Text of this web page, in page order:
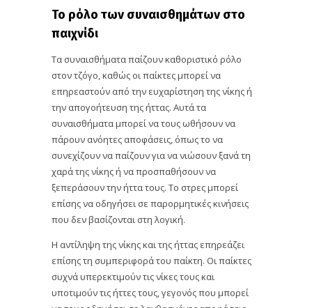
Το ρόλο των συναισθημάτων στο
παιχνίδι
Τα συναισθήματα παίζουν καθοριστικό ρόλο
στον τζόγο, καθώς οι παίκτες μπορεί να
επηρεαστούν από την ευχαρίστηση της νίκης ή
την απογοήτευση της ήττας. Αυτά τα
συναισθήματα μπορεί να τους ωθήσουν να
πάρουν ανόητες αποφάσεις, όπως το να
συνεχίζουν να παίζουν για να νιώσουν ξανά τη
χαρά της νίκης ή να προσπαθήσουν να
ξεπεράσουν την ήττα τους. Το στρες μπορεί
επίσης να οδηγήσει σε παρορμητικές κινήσεις
που δεν βασίζονται στη λογική.
Η αντίληψη της νίκης και της ήττας επηρεάζει
επίσης τη συμπεριφορά του παίκτη. Οι παίκτες
συχνά υπερεκτιμούν τις νίκες τους και
υποτιμούν τις ήττες τους, γεγονός που μπορεί